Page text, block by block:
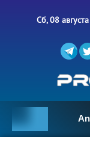
Сб, 08